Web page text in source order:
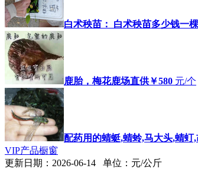
白术秧苗： 白术秧苗多少钱一
鹿胎，梅花鹿场直供￥580 元/个
配药用的蜻蜓,蜻蛉,马大头,蜻
VIP产品橱窗
更新日期：2026-06-14 单位：元/公斤